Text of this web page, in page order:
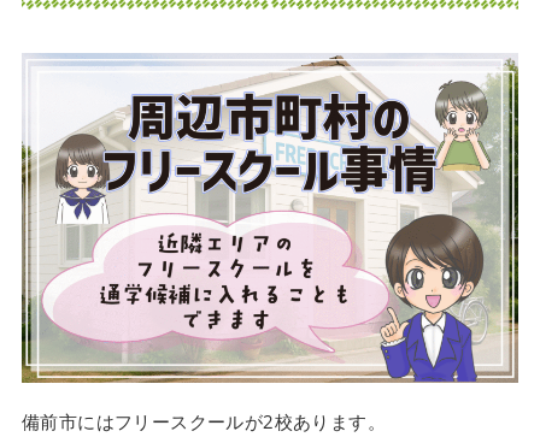
備前市にはフリースクールが2校あります。